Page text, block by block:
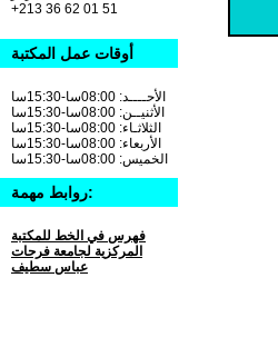
+213 36 62 01 51
أوقات عمل المكتبة
الأحــــد: 08:00سا-15:30سا
الأثنيــن: 08:00سا-15:30سا
الثلاثـاء: 08:00سا-15:30سا
الأربعاء: 08:00سا-15:30سا
الخميس: 08:00سا-15:30سا
روابط مهمة:
فهرس في الخط للمكتبة
المركزية لجامعة فرحات
عباس سطيف